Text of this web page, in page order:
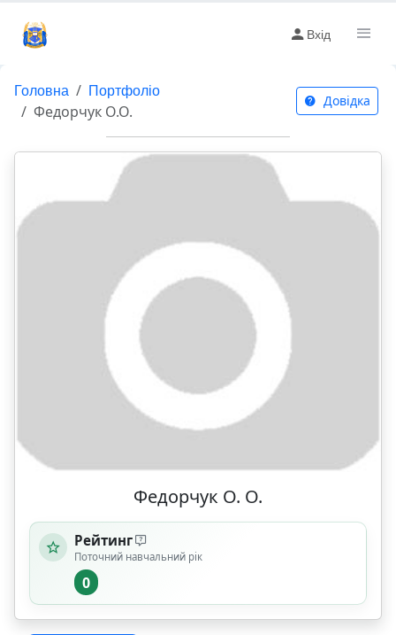
Вхід
Головна Портфоліо
Федорчук О.О.
Довідка
Федорчук О. О.
Рейтинг
Поточний навчальний рік
0